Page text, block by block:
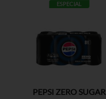
ESPECIAL
PEPSI ZERO SUGAR